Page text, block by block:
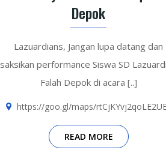
Depok
Lazuardians, Jangan lupa datang dan
saksikan performance Siswa SD
Falah Depok di acara [..]
https://goo.gl/maps/
READ MORE